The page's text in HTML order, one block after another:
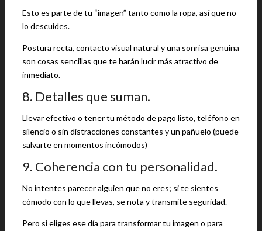
Esto es parte de tu “imagen” tanto como la ropa, así que no
lo descuides.
Postura recta, contacto visual natural y una sonrisa genuina
son cosas sencillas que te harán lucir más atractivo de
inmediato.
8. Detalles que suman.
Llevar efectivo o tener tu método de pago listo, teléfono en
silencio o sin distracciones constantes y un pañuelo (puede
salvarte en momentos incómodos)
9. Coherencia con tu personalidad.
No intentes parecer alguien que no eres; si te sientes
cómodo con lo que llevas, se nota y transmite seguridad.
Pero si eliges ese día para transformar tu imagen o para